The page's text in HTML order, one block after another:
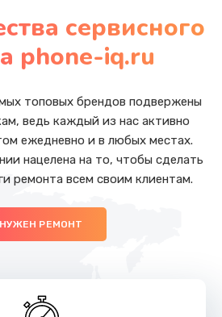
Заказать
от 490 руб.
Заказать
передней камеры
от 490 руб.
Заказать
Заказать
сервисного
phone-iq.ru
топовых брендов подвержены
ведь каждый из нас активно
ежедневно и в любых местах.
нацелена на то, чтобы сделать
ремонта всем своим клиентам.
НУЖЕН РЕМОНТ